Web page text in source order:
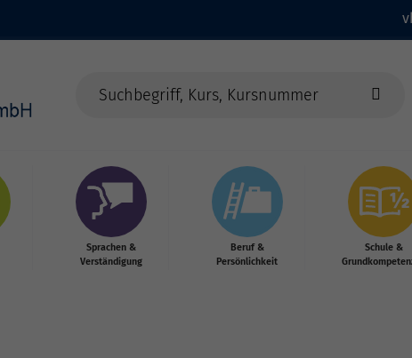
Sprachen &
Verständigung
Beruf &
Persönlichkeit
Schule &